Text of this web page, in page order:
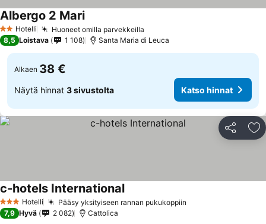
2 Tähtiluokitus
Hotelli Huoneet omilla parvekkeilla
Albergo 2 Mari
8,5 Loistava 1 108 Santa Maria di Leuca
Alkaen 38 €
Näytä hinnat 3 sivustolta Katso hinnat
Jaa
3 Tähtiluokitus
Hotelli Pääsy yksityiseen rannan pukukoppiin
c-hotels International
7,9 Hyvä 2 082 Cattolica